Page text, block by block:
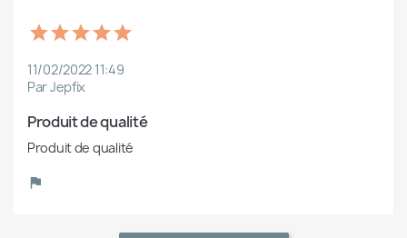
11/02/2022 11:49
Par Jepfix
Produit de qualité
Produit de qualité